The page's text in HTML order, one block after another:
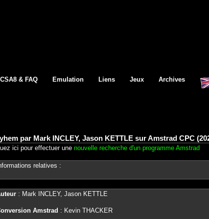
CSA8 & FAQ Emulation Liens Jeux Archives
par Mark INCLEY, Jason KETTLE sur Amstrad CPC
ici pour effectuer une nouvelle recherche d'un programme Amstrad
relatives :
: Mark INCLEY, Jason KETTLE
Amstrad : Kevin THACKER